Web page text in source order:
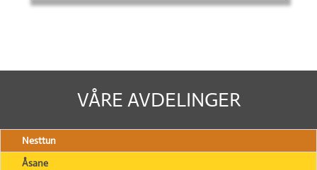
VÅRE AVDELINGER
Nesttun
Åsane